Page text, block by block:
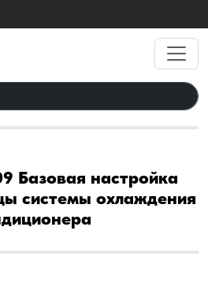
Базовая настройка
системы охлаждения